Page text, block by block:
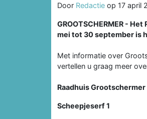
Door Redactie op 17 april
GROOTSCHERMER -
mei tot 30 september is
Met informatie over
vertellen u graag meer
Raadhuis Grootschermer
Scheepjeserf 1